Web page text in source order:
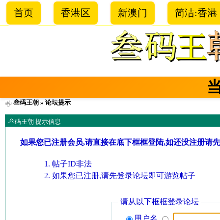
首页 香港区 新澳门 简洁:香港
叁码王朝 » 论坛提示
叁码王朝 提示信息
如果您已注册会员,请直接在底下框框登陆,如还没注册请
帖子ID非法
如果您已注册,请先登录论坛即可游览帖子
请从以下框框登录论坛
用户名